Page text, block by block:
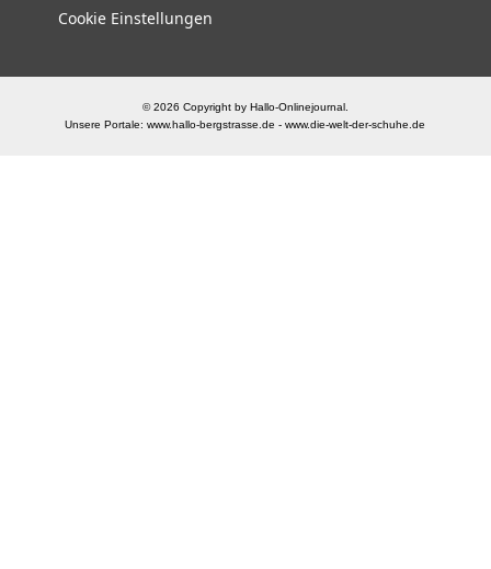
Cookie Einstellungen
© 2026 Copyright by Hallo-Onlinejournal.
Unsere Portale:www.hallo-bergstrasse.de -www.die-welt-der-schuhe.de